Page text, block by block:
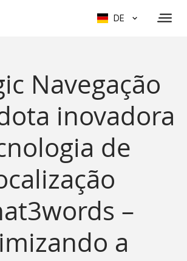
DE
Navegação
inovadora
de
–
a